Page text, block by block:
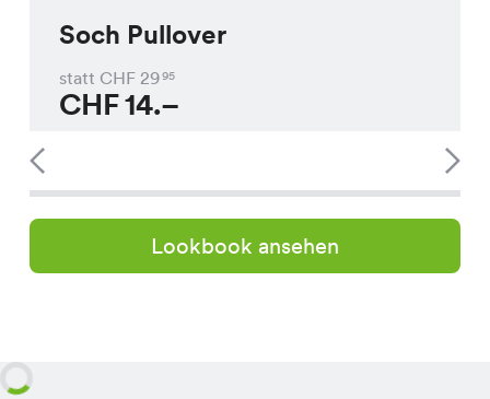
Soch Pullover
statt CHF 2995
CHF14.–
Lookbook ansehen